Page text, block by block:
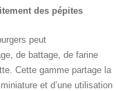
des pépites
peut
de battage, de farine
Cette gamme partage la
et d’une utilisation